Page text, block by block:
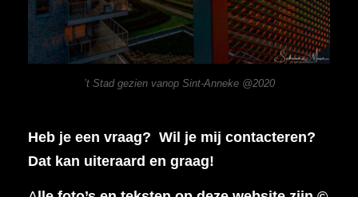
’t Stad gezien vanop Sint-Anneke @2020
Heb je een vraag? Wil je mij contacteren?
Dat kan uiteraard en graag!